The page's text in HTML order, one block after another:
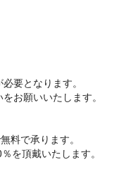
要となります。
お願いいたします。
料で承ります。
を頂戴いたします。